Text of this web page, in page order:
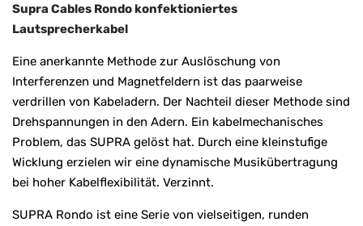
Supra Cables Rondo konfektioniertes
Lautsprecherkabel
Eine anerkannte Methode zur Auslöschung von
Interferenzen und Magnetfeldern ist das paarweise
verdrillen von Kabeladern. Der Nachteil dieser Methode sind
Drehspannungen in den Adern. Ein kabelmechanisches
Problem, das SUPRA gelöst hat. Durch eine kleinstufige
Wicklung erzielen wir eine dynamische Musikübertragung
bei hoher Kabelflexibilität. Verzinnt.
SUPRA Rondo ist eine Serie von vielseitigen, runden